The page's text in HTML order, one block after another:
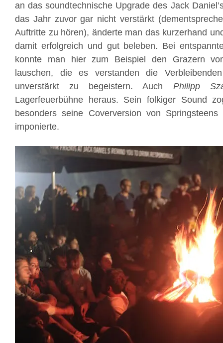
an das soundtechnische Upgrade des Jack
das Jahr zuvor gar nicht verstärkt
Auftritte zu hören), änderte man das kurzerhand
damit erfolgreich und gut beleben. Bei
konnte man hier zum Beispiel den Grazern
lauschen, die es verstanden die
unverstärkt zu begeistern. Auch Philipp
Lagerfeuerbühne heraus. Sein folkiger Sound
besonders seine Coverversion von Springsteens
imponierte.